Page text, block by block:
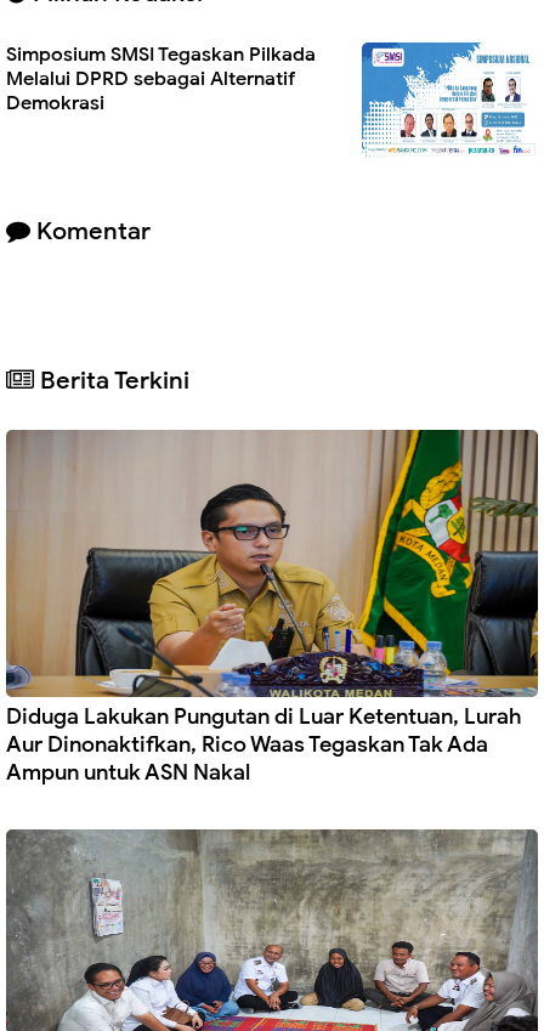
Simposium SMSI Tegaskan Pilkada
Melalui DPRD sebagai Alternatif
Demokrasi
Komentar
Berita Terkini
Diduga Lakukan Pungutan di Luar Ketentuan, Lurah
Aur Dinonaktifkan, Rico Waas Tegaskan Tak Ada
Ampun untuk ASN Nakal